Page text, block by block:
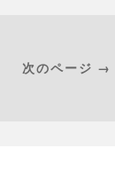
次のページ →